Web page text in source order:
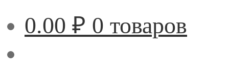
0.00 ₽ 0 товаров